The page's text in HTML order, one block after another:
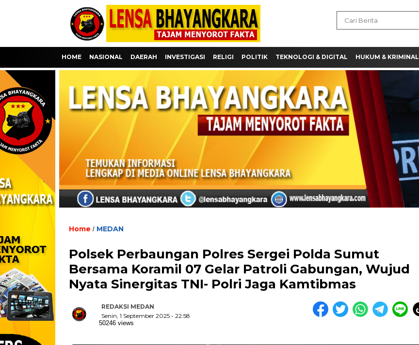
HOME NASIONAL DAERAH INVESTIGASI RELIGI POLITIK TEKNOLOGI & DIGITAL HUKUM & KRIMINAL
Home / MEDAN
Polsek Perbaungan Polres Sergei Polda Sumut
Bersama Koramil 07 Gelar Patroli Gabungan, Wujud
Nyata Sinergitas TNI- Polri Jaga Kamtibmas
REDAKSI MEDAN
Senin, 1 September 2025 - 22:58
50246 views